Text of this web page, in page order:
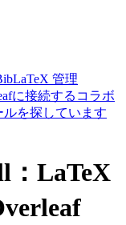
管理
に接続するコラボ
を探しています
：LaTeX